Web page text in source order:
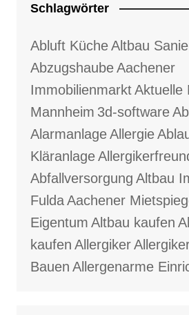
Schlagwörter
Abluft KücheAltbau
AbzugshaubeAachener
ImmobilienmarktAktuelle
Mannheim 3d-software
AlarmanlageAllergie
Kläranlage
Abfallversorgung Altbau
FuldaAachener
Eigentum Altbau kaufen
kaufen Allergiker
Bauen Allergenarme